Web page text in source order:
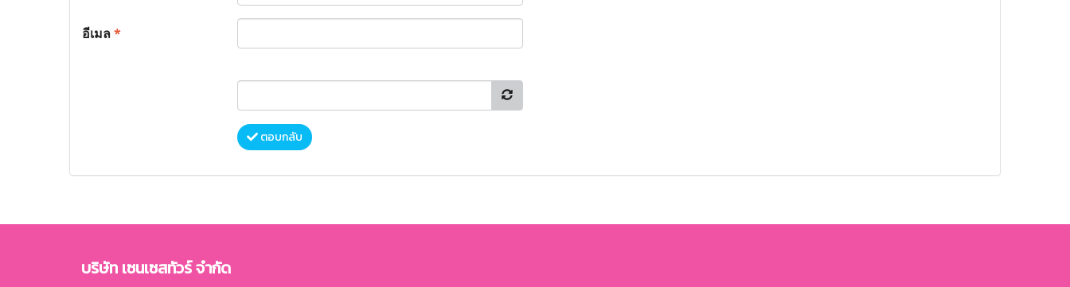
อีเมล*
ตอบกลับ
บริษัท เซนเซสทัวร์ จำกัด